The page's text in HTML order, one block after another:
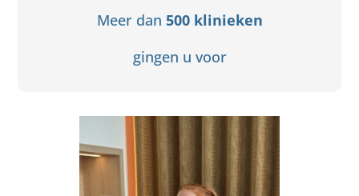
Meer dan 500 klinieken
gingen u voor